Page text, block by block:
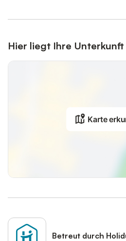
Hier liegt Ihre Unterkunft
Karte
Betreut durch